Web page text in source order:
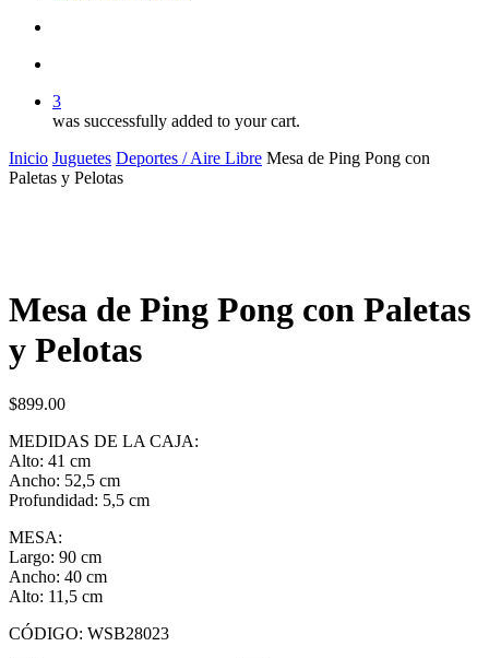
3
was successfully added to your cart.
Inicio Juguetes Deportes / Aire Libre Mesa de Ping Pong con
Paletas y Pelotas
Mesa de Ping Pong con Paletas
y Pelotas
$899.00
MEDIDAS DE LA CAJA:
Alto: 41 cm
Ancho: 52,5 cm
Profundidad: 5,5 cm
MESA:
Largo: 90 cm
Ancho: 40 cm
Alto: 11,5 cm
CÓDIGO: WSB28023